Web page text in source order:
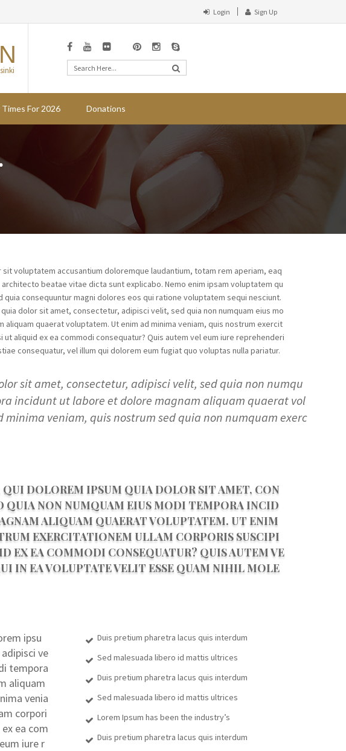
Login Sign Up
For 2026 Donations
voluptatem accusantium doloremque laudantium, totam rem aperiam, eaq
beatae vitae dicta sunt explicabo. Nemo enim ipsam voluptatem qu
consequuntur magni dolores eos qui ratione voluptatem sequi nesciunt.
dolor sit amet, consectetur, adipisci velit, sed quia non numquam eius mo
quaerat voluptatem. Ut enim ad minima veniam, quis nostrum exercit
aliquid ex ea commodi consequatur? Quis autem vel eum iure reprehenderi
consequatur, vel illum qui dolorem eum fugiat quo voluptas nulla pariatur.
sit amet, consectetur, adipisci velit, sed quia non numqu
incidunt ut labore et dolore magnam aliquam quaerat vol
minima veniam, quis nostrum sed quia non numquam exerc
QUI DOLOREM IPSUM QUIA DOLOR SIT AMET, CON
QUIA NON NUMQUAM EIUS MODI TEMPORA INCID
ALIQUAM QUAERAT VOLUPTATEM. UT ENIM
EXERCITATIONEM ULLAM CORPORIS SUSCIPI
EX EA COMMODI CONSEQUATUR? QUIS AUTEM VE
IN EA VOLUPTATE VELIT ESSE QUAM NIHIL MOLE
ipsu
ve
tempora
aliquam
venia
corpori
ea com
iure r
Duis pretium pharetra lacus quis interdum
Sed malesuada libero id mattis ultrices
Duis pretium pharetra lacus quis interdum
Sed malesuada libero id mattis ultrices
Lorem Ipsum has been the industry’s
Duis pretium pharetra lacus quis interdum